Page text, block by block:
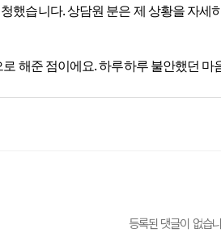
했습니다. 상담원 분은 제 상황을 자
해준 점이에요. 하루하루 불안했던
등록된 댓글이 없습